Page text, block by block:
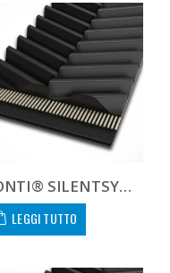
CONTI® SILENTSYNC P-1600
LEGGI TUTTO